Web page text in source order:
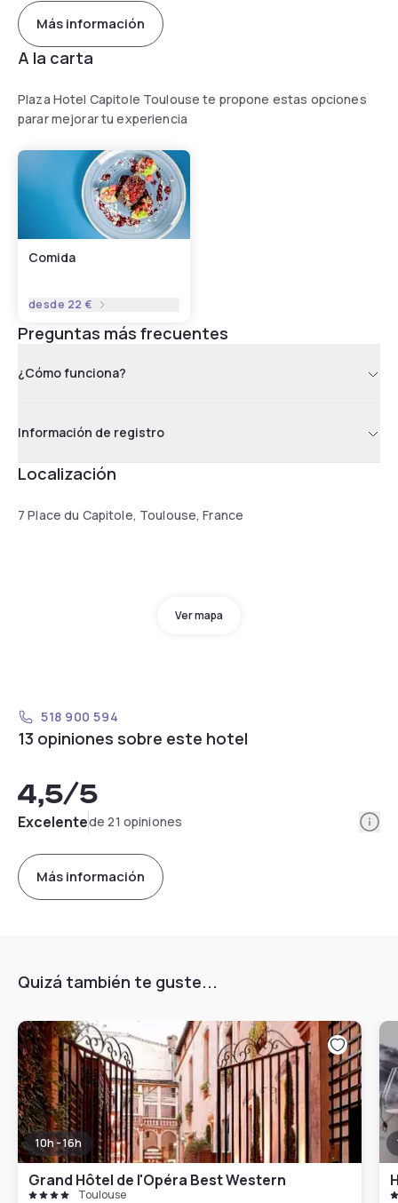
Más información
A la carta
Plaza Hotel Capitole Toulouse te propone estas opciones
parar mejorar tu experiencia
Comida
desde 22 €
Preguntas más frecuentes
¿Cómo funciona?
Información de registro
Localización
7 Place du Capitole, Toulouse, France
Ver mapa
518 900 594
13 opiniones sobre este hotel
4,5/5
Excelentede 21 opiniones
Más información
Quizá también te guste...
10h - 16h
Grand Hôtel de l'Opéra Best Western
Toulouse